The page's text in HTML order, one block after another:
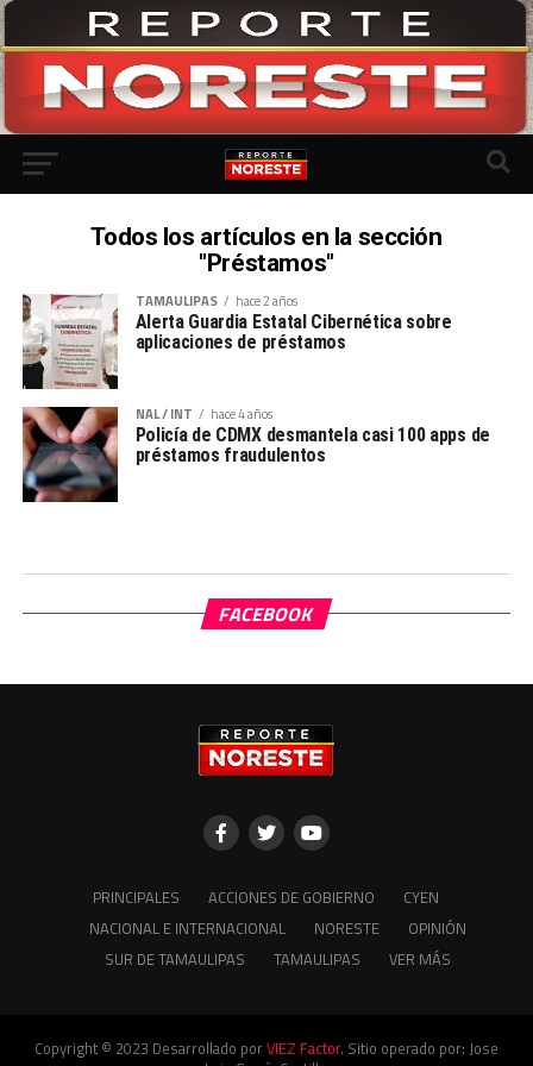
Todos los artículos en la sección
"Préstamos"
TAMAULIPAS hace 2 años
Alerta Guardia Estatal Cibernética sobre
aplicaciones de préstamos
NAL / INT hace 4 años
Policía de CDMX desmantela casi 100 apps de
préstamos fraudulentos
FACEBOOK
PRINCIPALES ACCIONES DE GOBIERNO
CYEN
NACIONAL E INTERNACIONAL
NORESTE
OPINIÓN
SUR DE TAMAULIPAS
TAMAULIPAS VER MÁS
Copyright © 2023 Desarrollado porVIEZ Factor. Sitio operado por: Jose